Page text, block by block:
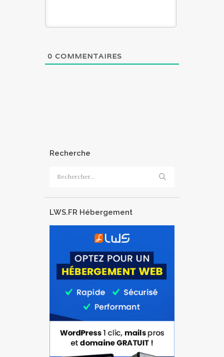
0 COMMENTAIRES
Recherche
LWS.FR Hébergement